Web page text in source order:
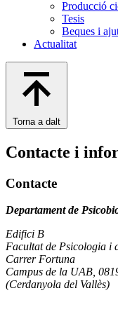
Producció
Tesis
Beques i
Actualitat
Torna a dalt
Contacte i
Contacte
Departament de
Edifici B
Facultat de Psicologia i
Carrer Fortuna
Campus de la UAB,
(Cerdanyola del Vallès)